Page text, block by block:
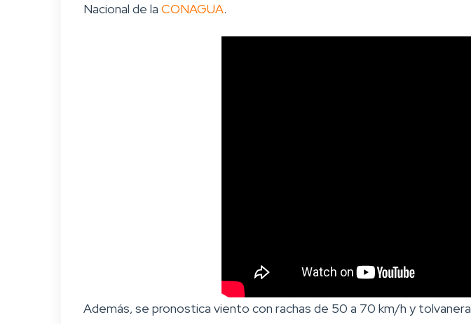
Nacional de la CONAGUA.
Además, se pronostica viento con rachas de 50 a 70 km/h y